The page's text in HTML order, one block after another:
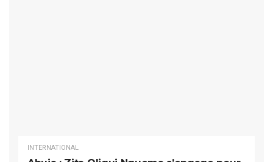
INTERNATIONAL